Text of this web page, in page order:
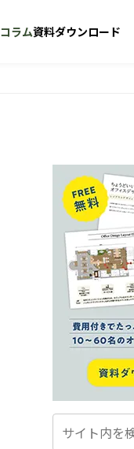
リフレッシュスペース
コラム資料ダウンロード